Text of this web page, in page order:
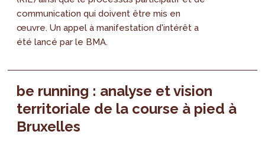
communication qui doivent être mis en
œuvre. Un appel à manifestation d'intérêt a
été lancé par le BMA.
be running : analyse et vision
territoriale de la course à pied à
Bruxelles